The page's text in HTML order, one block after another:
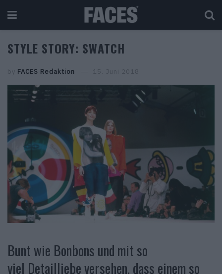
STYLE STORY: SWATCH
by FACES Redaktion 15. Juni 2018
Bunt wie Bonbons und mit so
viel Detailliebe versehen, dass einem so